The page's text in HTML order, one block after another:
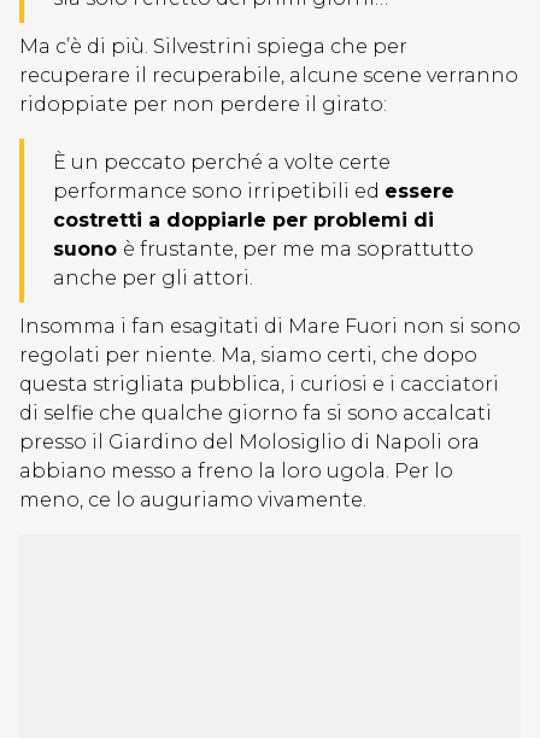
Ma c’è di più. Silvestrini spiega che per
recuperare il recuperabile, alcune scene verranno
ridoppiate per non perdere il girato:
È un peccato perché a volte certe
performance sono irripetibili ed essere
costretti a doppiarle per problemi di
suono è frustante, per me ma soprattutto
anche per gli attori.
Insomma i fan esagitati di Mare Fuori non si sono
regolati per niente. Ma, siamo certi, che dopo
questa strigliata pubblica, i curiosi e i cacciatori
di selfie che qualche giorno fa si sono accalcati
presso il Giardino del Molosiglio di Napoli ora
abbiano messo a freno la loro ugola. Per lo
meno, ce lo auguriamo vivamente.